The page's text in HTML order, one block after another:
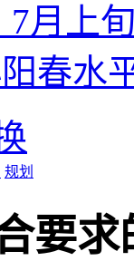
7月上
春水
规划
要求